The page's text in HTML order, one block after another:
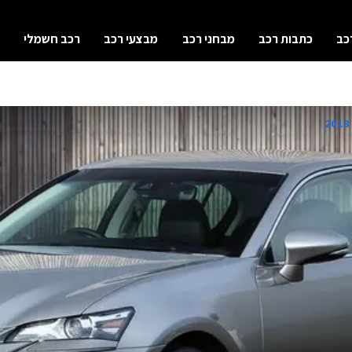
כתבות רכב מבחני רכב מבצעי רכב רכב חשמלי